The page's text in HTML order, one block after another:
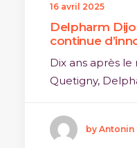
16 avril 2025
Delpharm
continue
Dix ans après
Quetigny,
by Antonin